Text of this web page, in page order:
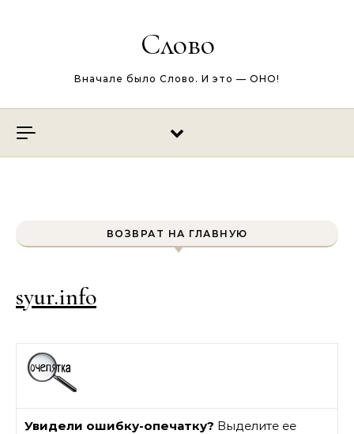
Слово
Вначале было Слово. И это — ОНО!
ВОЗВРАТ НА ГЛАВНУЮ
syur.info
Увидели ошибку-опечатку? Выделите ее